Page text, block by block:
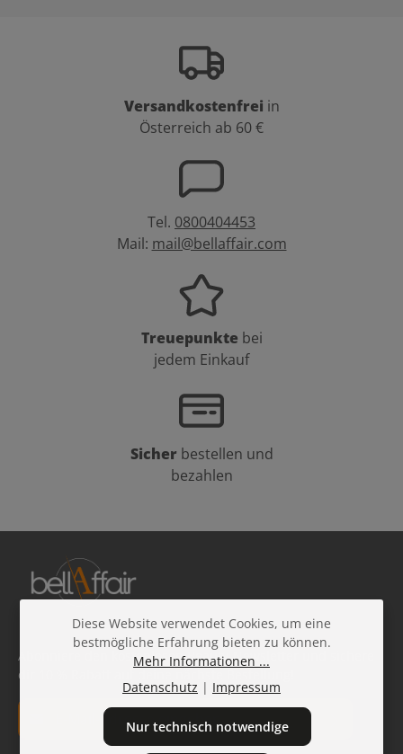
Versandkostenfrei in
Österreich ab 60 €
Tel. 0800404453
Mail: mail@bellaffair.com
Treuepunkte bei
jedem Einkauf
Sicher bestellen und
bezahlen
Abonniere den kostenlosen Beauty-Newsletter und sichere
dir 10 % Rabatt auf deine nächste Bestellung!
E-Mail-Adresse*
Diese Website verwendet Cookies, um eine
bestmögliche Erfahrung bieten zu können.
Mehr Informationen ...
Datenschutz | Impressum
Nur technisch notwendige